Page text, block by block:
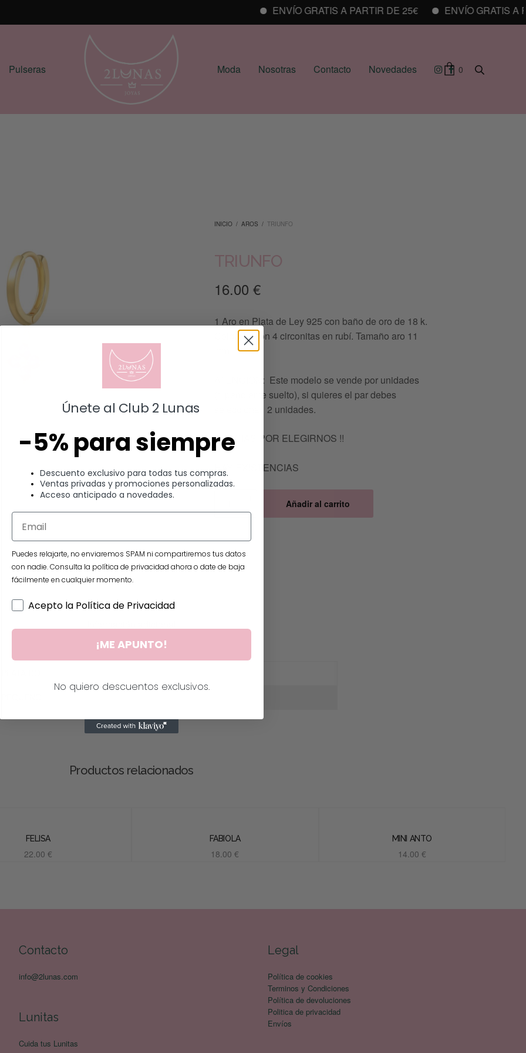
ENVÍO GRATIS A PARTIR DE 25€ ENVÍO GRATIS A
Pulseras Moda Nosotras Contacto Novedades 0
INICIO / AROS / TRIUNFO
TRIUNFO
16.00€
1 Aro en Plata de Ley 925 con baño de oro de 18 k.
Colgante con 4 circonitas en rubí. Tamaño aro 11
ATENCIÓN: Este modelo se vende por unidades
(1 pendiente suelto), si quieres el par debes
seleccionar 2 unidades.
GRACIAS POR ELEGIRNOS !!
HAY EXISTENCIAS
Añadir al carrito
Productos relacionados
FELISA
22.00 €
FABIOLA
18.00€
MINI ANTO
14.00 €
Contacto
info@2lunas.com
Lunitas
Cuida tus Lunitas
Legal
Política de cookies
Terminos y Condiciones
Política de devoluciones
Politica de privacidad
Envíos
Únete al Club 2 Lunas
-5% para siempre
Descuento exclusivo para todas tus compras.
Ventas privadas y promociones personalizadas.
Acceso anticipado a novedades.
Puedes relajarte, no enviaremos SPAM ni compartiremos tus datos
con nadie. Consulta la política de privacidad ahora o date de baja
fácilmente en cualquier momento.
Acepto la Política de Privacidad
¡ME APUNTO!
No quiero descuentos exclusivos.